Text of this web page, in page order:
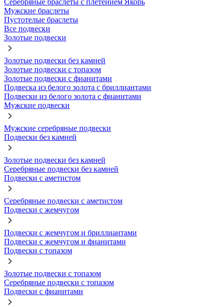
Серебряные браслеты с плетением Якорь
Мужские браслеты
Пустотелые браслеты
Все подвески
Золотые подвески
Золотые подвески без камней
Золотые подвески с топазом
Золотые подвески с фианитами
Подвеска из белого золота с бриллиантами
Подвески из белого золота с фианитами
Мужские подвески
Мужские серебряные подвески
Подвески без камней
Золотые подвески без камней
Серебряные подвески без камней
Подвески с аметистом
Серебряные подвески с аметистом
Подвески с жемчугом
Подвески с жемчугом и бриллиантами
Подвески с жемчугом и фианитами
Подвески с топазом
Золотые подвески с топазом
Серебряные подвески с топазом
Подвески с фианитами